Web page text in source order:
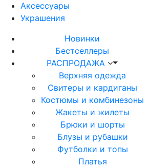
Аксессуары
Украшения
Новинки
Бестселлеры
РАСПРОДАЖА
Верхняя одежда
Свитеры и кардиганы
Костюмы и комбинезоны
Жакеты и жилеты
Брюки и шорты
Блузы и рубашки
Футболки и топы
Платья